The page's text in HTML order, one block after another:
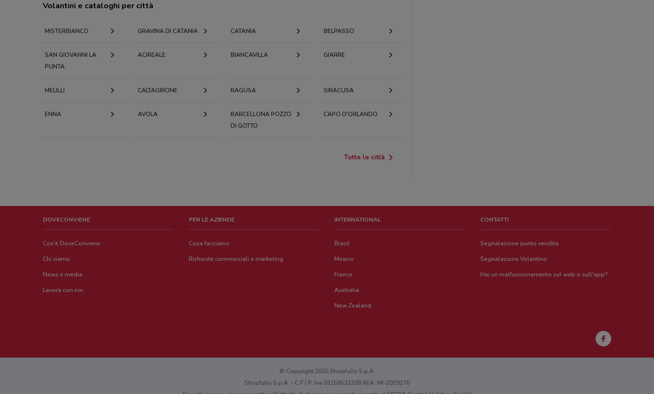
Volantini e cataloghi per città
MISTERBIANCO GRAVINA DI CATANIA CATANIA BELPASSO
SAN GIOVANNI LA
PUNTA
ACIREALE BIANCAVILLA GIARRE
MELILLI CALTAGIRONE RAGUSA SIRACUSA
ENNA AVOLA
BARCELLONA POZZO
DI GOTTO
CAPO D'ORLANDO
Tutte le città
DOVECONVIENE
Cos'è DoveConviene
Chi siamo
News e media
Lavora con noi
PER LE AZIENDE
Cosa facciamo
Richieste commerciali e marketing
INTERNATIONAL
Brazil
Mexico
France
Australia
New Zealand
CONTATTI
Segnalazione punto vendita
Segnalazione Volantino
Hai un malfunzionamento sul web o sull'app?
© Copyright 2026 Shopfully S.p.A.
Shopfully S.p.A. - C.F / P. Iva 03156531208 REA: MI-2029270